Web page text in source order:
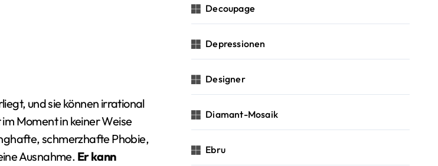
und sie können irrational
Moment in keiner Weise
schmerzhafte Phobie,
Ausnahme. Er kann
Decoupage
Depressionen
Designer
Diamant-Mosaik
Ebru